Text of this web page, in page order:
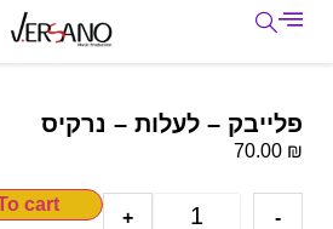
פלייבק – לעלות – נרקיס
70.00 ₪
-
+
cart